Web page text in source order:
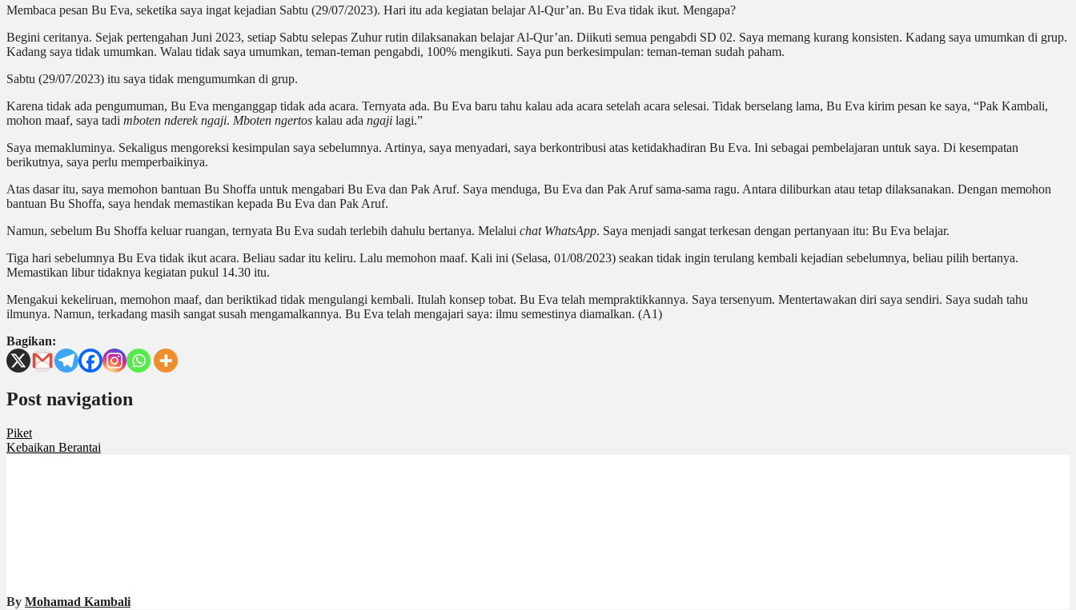
Membaca pesan Bu Eva, seketika saya ingat kejadian Sabtu (29/07/2023). Hari itu ada kegiatan belajar Al-Qur’an. Bu Eva tidak ikut. Mengapa?
Begini ceritanya. Sejak pertengahan Juni 2023, setiap Sabtu selepas Zuhur rutin dilaksanakan belajar Al-Qur’an. Diikuti semua pengabdi SD 02. Saya memang kurang konsisten. Kadang saya umumkan di grup.
Kadang saya tidak umumkan. Walau tidak saya umumkan, teman-teman pengabdi, 100% mengikuti. Saya pun berkesimpulan: teman-teman sudah paham.
Sabtu (29/07/2023) itu saya tidak mengumumkan di grup.
Karena tidak ada pengumuman, Bu Eva menganggap tidak ada acara. Ternyata ada. Bu Eva baru tahu kalau ada acara setelah acara selesai. Tidak berselang lama, Bu Eva kirim pesan ke saya, “Pak Kambali,
mohon maaf, saya tadi mboten nderek ngaji. Mboten ngertos kalau ada ngaji lagi.”
Saya memakluminya. Sekaligus mengoreksi kesimpulan saya sebelumnya. Artinya, saya menyadari, saya berkontribusi atas ketidakhadiran Bu Eva. Ini sebagai pembelajaran untuk saya. Di kesempatan
berikutnya, saya perlu memperbaikinya.
Atas dasar itu, saya memohon bantuan Bu Shoffa untuk mengabari Bu Eva dan Pak Aruf. Saya menduga, Bu Eva dan Pak Aruf sama-sama ragu. Antara diliburkan atau tetap dilaksanakan. Dengan memohon
bantuan Bu Shoffa, saya hendak memastikan kepada Bu Eva dan Pak Aruf.
Namun, sebelum Bu Shoffa keluar ruangan, ternyata Bu Eva sudah terlebih dahulu bertanya. Melalui chat WhatsApp. Saya menjadi sangat terkesan dengan pertanyaan itu: Bu Eva belajar.
Tiga hari sebelumnya Bu Eva tidak ikut acara. Beliau sadar itu keliru. Lalu memohon maaf. Kali ini (Selasa, 01/08/2023) seakan tidak ingin terulang kembali kejadian sebelumnya, beliau pilih bertanya.
Memastikan libur tidaknya kegiatan pukul 14.30 itu.
Mengakui kekeliruan, memohon maaf, dan beriktikad tidak mengulangi kembali. Itulah konsep tobat. Bu Eva telah mempraktikkannya. Saya tersenyum. Mentertawakan diri saya sendiri. Saya sudah tahu
ilmunya. Namun, terkadang masih sangat susah mengamalkannya. Bu Eva telah mengajari saya: ilmu semestinya diamalkan. (A1)
Bagikan:
Post navigation
Piket
Kebaikan Berantai
By Mohamad Kambali